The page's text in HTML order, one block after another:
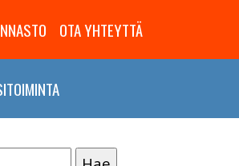
OTA YHTEYTTÄ